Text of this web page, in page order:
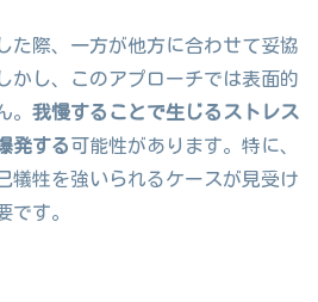
た際、一方が他方に合わせて妥協
かし、このアプローチでは表面的
。 我慢することで生じるストレス
発する可能性があります。特に、
犠牲を強いられるケースが見受け
です。